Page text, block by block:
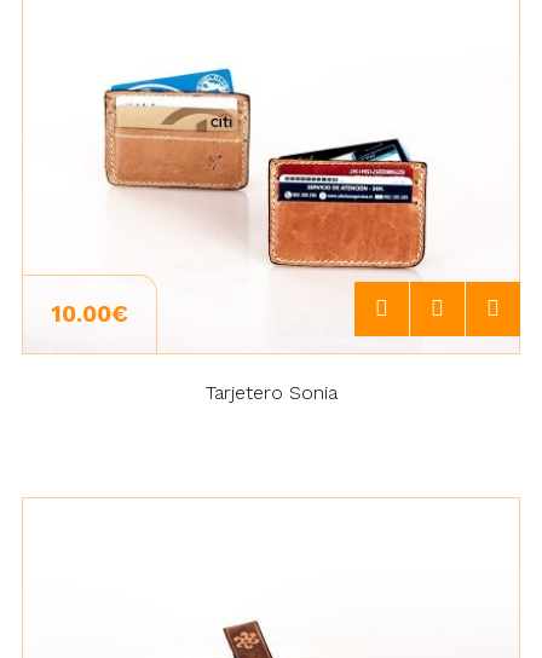
10.00€
Tarjetero Sonia